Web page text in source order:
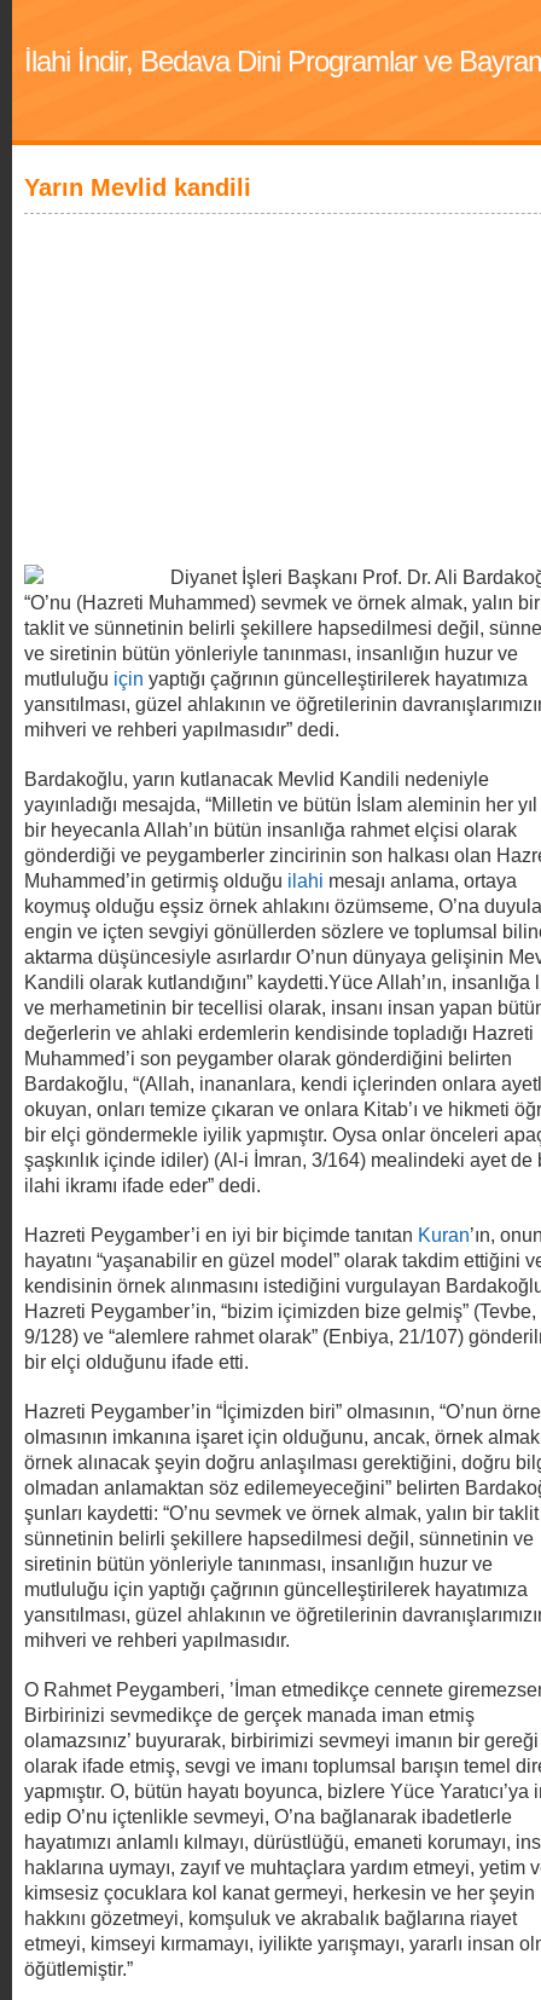
İlahi İndir, Bedava Dini Programlar ve
Yarın Mevlid kandili
Diyanet İşleri Başkanı Prof. Dr. Ali
“O’nu (Hazreti Muhammed) sevmek ve örnek almak, yalın bir
taklit ve sünnetinin belirli şekillere hapsedilmesi değil,
ve siretinin bütün yönleriyle tanınması, insanlığın huzur ve
mutluluğu için yaptığı çağrının güncelleştirilerek hayatımıza
yansıtılması, güzel ahlakının ve öğretilerinin
mihveri ve rehberi yapılmasıdır” dedi.
Bardakoğlu, yarın kutlanacak Mevlid Kandili nedeniyle
yayınladığı mesajda, “Milletin ve bütün İslam aleminin her
bir heyecanla Allah’ın bütün insanlığa rahmet elçisi olarak
gönderdiği ve peygamberler zincirinin son halkası olan
Muhammed’in getirmiş olduğu ilahi mesajı anlama, ortaya
koymuş olduğu eşsiz örnek ahlakını özümseme, O’na
engin ve içten sevgiyi gönüllerden sözlere ve toplumsal
aktarma düşüncesiyle asırlardır O’nun dünyaya gelişinin
Kandili olarak kutlandığını” kaydetti.Yüce Allah’ın, insanlığa
ve merhametinin bir tecellisi olarak, insanı insan yapan
değerlerin ve ahlaki erdemlerin kendisinde topladığı Hazreti
Muhammed’i son peygamber olarak gönderdiğini belirten
Bardakoğlu, “(Allah, inananlara, kendi içlerinden onlara
okuyan, onları temize çıkaran ve onlara Kitab’ı ve hikmeti
bir elçi göndermekle iyilik yapmıştır. Oysa onlar önceleri
şaşkınlık içinde idiler) (Al-i İmran, 3/164) mealindeki ayet de
ilahi ikramı ifade eder” dedi.
Hazreti Peygamber’i en iyi bir biçimde tanıtan Kuran’ın,
hayatını “yaşanabilir en güzel model” olarak takdim ettiğini
kendisinin örnek alınmasını istediğini vurgulayan
Hazreti Peygamber’in, “bizim içimizden bize gelmiş” (Tevbe,
9/128) ve “alemlere rahmet olarak” (Enbiya, 21/107)
bir elçi olduğunu ifade etti.
Hazreti Peygamber’in “İçimizden biri” olmasının, “O’nun
olmasının imkanına işaret için olduğunu, ancak, örnek
örnek alınacak şeyin doğru anlaşılması gerektiğini, doğru
olmadan anlamaktan söz edilemeyeceğini” belirten
şunları kaydetti: “O’nu sevmek ve örnek almak, yalın bir
sünnetinin belirli şekillere hapsedilmesi değil, sünnetinin ve
siretinin bütün yönleriyle tanınması, insanlığın huzur ve
mutluluğu için yaptığı çağrının güncelleştirilerek hayatımıza
yansıtılması, güzel ahlakının ve öğretilerinin
mihveri ve rehberi yapılmasıdır.
O Rahmet Peygamberi, ’İman etmedikçe cennete
Birbirinizi sevmedikçe de gerçek manada iman etmiş
olamazsınız’ buyurarak, birbirimizi sevmeyi imanın bir gereği
olarak ifade etmiş, sevgi ve imanı toplumsal barışın temel
yapmıştır. O, bütün hayatı boyunca, bizlere Yüce Yaratıcı’ya
edip O’nu içtenlikle sevmeyi, O’na bağlanarak ibadetlerle
hayatımızı anlamlı kılmayı, dürüstlüğü, emaneti korumayı,
haklarına uymayı, zayıf ve muhtaçlara yardım etmeyi, yetim
kimsesiz çocuklara kol kanat germeyi, herkesin ve her şeyin
hakkını gözetmeyi, komşuluk ve akrabalık bağlarına riayet
etmeyi, kimseyi kırmamayı, iyilikte yarışmayı, yararlı insan
öğütlemiştir.”